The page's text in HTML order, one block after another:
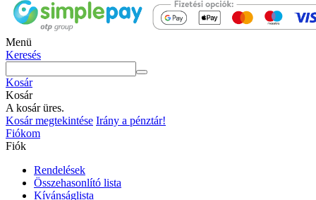
Menü
Keresés
Kosár
Kosár
A kosár üres.
Kosár megtekintése Irány a pénztár!
Fiókom
Fiók
Rendelések
Összehasonlító lista
Kívánságlista